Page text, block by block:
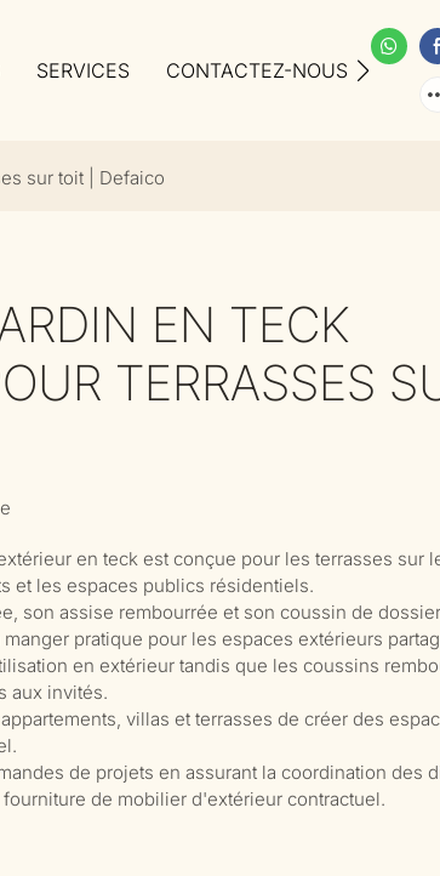
SERVICES CONTACTEZ-NOUS À
sur toit | Defaico
EN TECK
TERRASSES
en teck est conçue pour les terrasses sur
et les espaces publics résidentiels.
son assise rembourrée et son coussin de
pratique pour les espaces extérieurs
en extérieur tandis que les coussins
aux invités.
villas et terrasses de créer des
de projets en assurant la coordination des
de mobilier d'extérieur contractuel.